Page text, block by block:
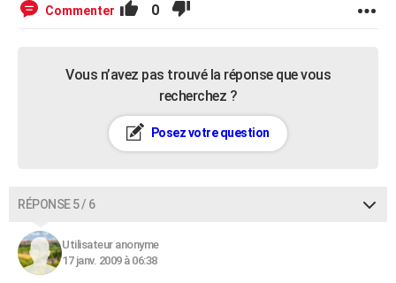
Commenter 0
Vous n’avez pas trouvé la réponse que vous
recherchez ?
Posez votre question
RÉPONSE 5 / 6
Utilisateur anonyme
17 janv. 2009 à 06:38